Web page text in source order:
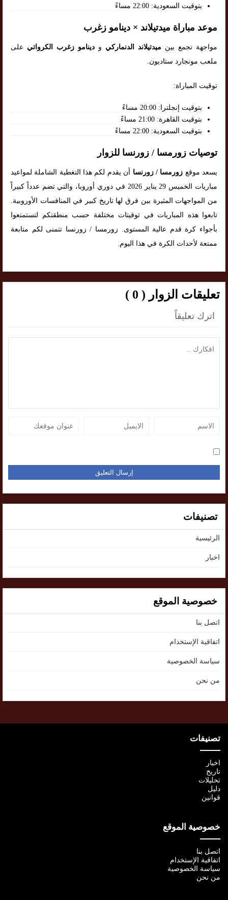
بتوقيت السعودية: 22:00 مساءً
موعد مباراة ميدتيلاند × دينامو زغرب
مواجهة تجمع بين ميدتيلاند الدنماركي و دينامو زغرب الكرواتي على
ملعب مونجارد ستاديون.
توقيت المباراة:
بتوقيت إنجلترا: 20:00 مساءً
بتوقيت القاهرة: 21:00 مساءً
بتوقيت السعودية: 22:00 مساءً
توصيات زورمسا / زورنسا للزوار
يسعد موقع زورمسا / زورنسا أن يقدم لكم هذا التغطية الشاملة لمواعيد
مباريات الخميس 29 يناير 2026 في دوري أوروبا، والتي تضم عدداً كبيراً
من المواجهات المثيرة بين فرق لها تاريخ كبير في المنافسات الأوروبية.
تابعوا هذه المباريات في توقيتات مختلفة حسب منطقتكم لتستمتعوا
بأجواء كرة قدم عالية المستوى. زورمسا / زورنسا تتمنى لكم متابعة
ممتعة لأحداث الكرة في هذا اليوم.
تعليقات الزوار ( 0 )
اترك تعليقاً
تصنيفات
الرئيسية
اخبار
خصوصية الموقع
اتصل بنا
اتفاقية الإستخدام
سياسة الخصوصية
من نحن
تصنيفات
اخبار
تاريخ
تحليلات
دليل
قوانين
خصوصية الموقع
اتصل بنا
اتفاقية الإستخدام
سياسة الخصوصية
من نحن